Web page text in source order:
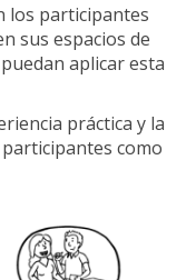
los participantes
sus espacios de
aplicar esta
práctica y la
como